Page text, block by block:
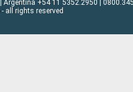
Argentina +54 11 5352.2950 |
- all rights reserved